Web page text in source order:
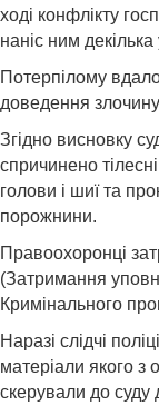
ході конфлікту
наніс ним
Потерпілому
доведення
Згідно висновку
спричинено
голови і шиї та
порожнини.
Правоохоронці
(Затримання
Кримінального
Наразі слідчі
матеріали якого з
скерували до суду